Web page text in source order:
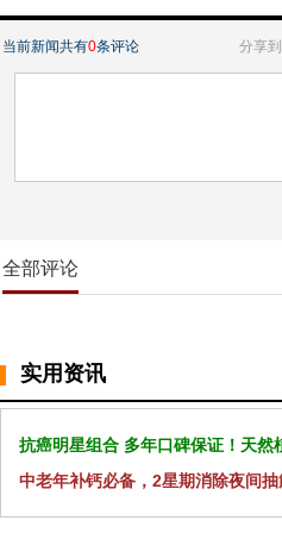
当前新闻共有0条评论 分享到
全部评论
实用资讯
抗癌明星组合 多年口碑保证！天然
中老年补钙必备，2星期消除夜间